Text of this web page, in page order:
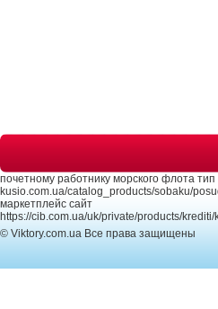
почетному работнику морского флота тип
kusio.com.ua/catalog_products/sobaku/
маркетплейс сайт
https://cib.com.ua/uk/private/products/
© Viktory.com.ua Все права защищены